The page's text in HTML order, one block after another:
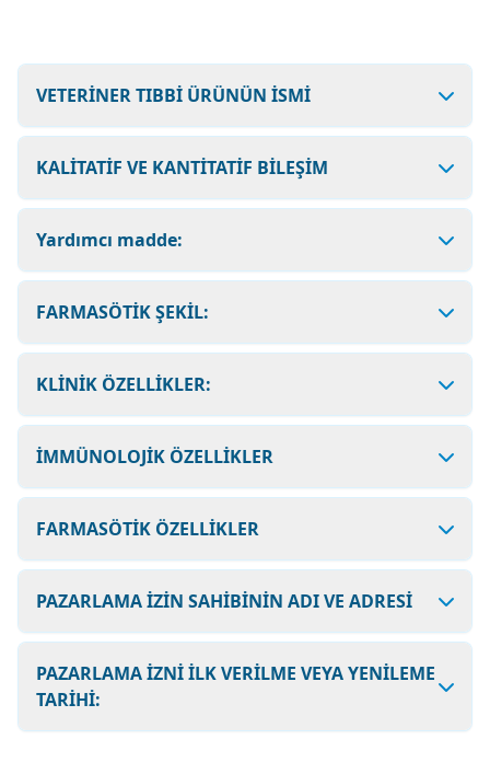
VETERİNER TIBBİ ÜRÜNÜN İSMİ
KALİTATİF VE KANTİTATİF BİLEŞİM
Yardımcı madde:
FARMASÖTİK ŞEKİL:
KLİNİK ÖZELLİKLER:
İMMÜNOLOJİK ÖZELLİKLER
FARMASÖTİK ÖZELLİKLER
PAZARLAMA İZİN SAHİBİNİN ADI VE ADRESİ
PAZARLAMA İZNİ İLK VERİLME VEYA YENİLEME
TARİHİ: